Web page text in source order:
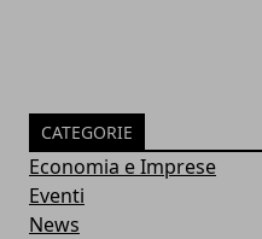
CATEGORIE
Economia e Imprese
Eventi
News